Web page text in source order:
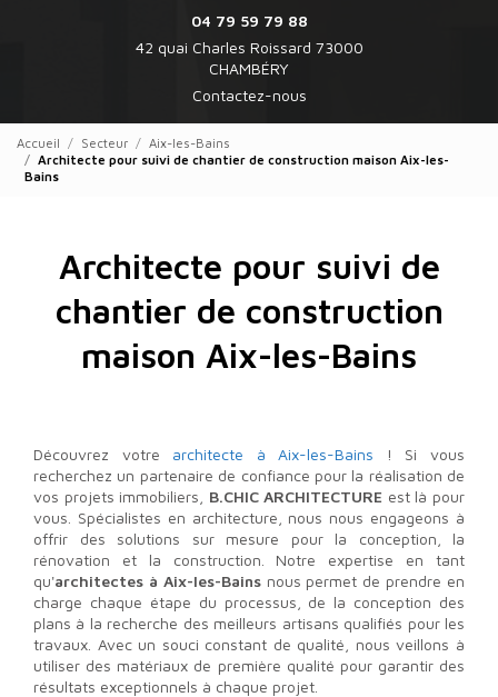
04 79 59 79 88
42 quai Charles Roissard 73000
CHAMBÉRY
Contactez-nous
Accueil Secteur
Aix-les-Bains
Architecte pour suivi de chantier de construction maison Aix-les-
Bains
Architecte pour suivi de
chantier de construction
maison Aix-les-Bains
Découvrez votre architecte à Aix-les-Bains ! Si vous
recherchez un partenaire de confiance pour la réalisation de
vos projets immobiliers, B.CHIC ARCHITECTURE est là pour
vous. Spécialistes en architecture, nous nous engageons à
offrir des solutions sur mesure pour la conception, la
rénovation et la construction. Notre expertise en tant
qu'architectes à Aix-les-Bainsnous permet de prendre en
charge chaque étape du processus, de la conception des
plans à la recherche des meilleurs artisans qualifiés pour les
travaux. Avec un souci constant de qualité, nous veillons à
utiliser des matériaux de première qualité pour garantir des
résultats exceptionnels à chaque projet.